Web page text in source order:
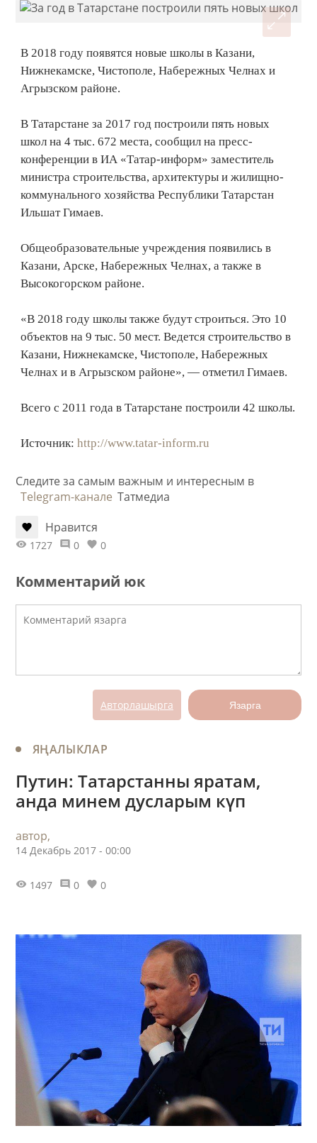
В 2018 году появятся новые школы в Казани,
Нижнекамске, Чистополе, Набережных Челнах и
Агрызском районе.
В Татарстане за 2017 год построили пять новых
школ на 4 тыс. 672 места, сообщил на пресс-
конференции в ИА «Татар-информ» заместитель
министра строительства, архитектуры и жилищно-
коммунального хозяйства Республики Татарстан
Ильшат Гимаев.
Общеобразовательные учреждения появились в
Казани, Арске, Набережных Челнах, а также в
Высокогорском районе.
«В 2018 году школы также будут строиться. Это 10
объектов на 9 тыс. 50 мест. Ведется строительство в
Казани, Нижнекамске, Чистополе, Набережных
Челнах и в Агрызском районе», — отметил Гимаев.
Всего с 2011 года в Татарстане построили 42 школы.
Источник: http://www.tatar-inform.ru
Следите за самым важным и интересным в
Telegram-канале Татмедиа
Нравится
1727 0 0
Комментарий юк
Авторлашырга Язарга
ЯҢАЛЫКЛАР
Путин: Татарстанны яратам,
анда минем дусларым күп
автор,
14 Декабрь 2017 - 00:00
1497 0 0